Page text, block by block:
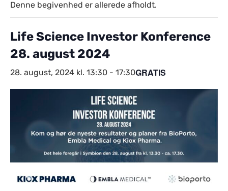
Denne begivenhed er allerede afholdt.
Life Science Investor Konference
28. august 2024
28. august, 2024 kl. 13:30 - 17:30GRATIS